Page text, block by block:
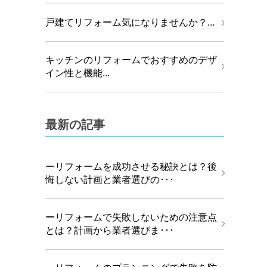
戸建てリフォーム気になりませんか？...
キッチンのリフォームでおすすめのデザ
イン性と機能...
最新の記事
ーリフォームを成功させる秘訣とは？後
悔しない計画と業者選びの･･･
ーリフォームで失敗しないための注意点
とは？計画から業者選びま･･･